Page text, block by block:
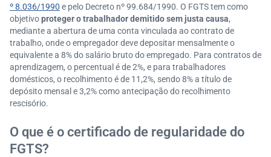
º 8.036/1990 e pelo Decreto nº 99.684/1990. O FGTS tem como
objetivoproteger o trabalhador demitido sem justa causa,
mediante a abertura de uma conta vinculada ao contrato de
trabalho, onde o empregador deve depositar mensalmente o
equivalente a 8% do salário bruto do empregado. Para contratos de
aprendizagem, o percentual é de 2%, e para trabalhadores
domésticos, o recolhimento é de 11,2%, sendo 8% a título de
depósito mensal e 3,2% como antecipação do recolhimento
rescisório.
O que é o certificado de regularidade do
FGTS?